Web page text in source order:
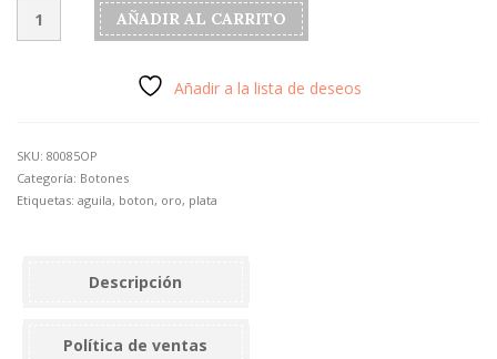
modelo
cantidad
AÑADIR AL CARRITO
Añadir a la lista de deseos
SKU: 80085OP
Categoría: Botones
Etiquetas: aguila, boton, oro, plata
Descripción
Política de ventas